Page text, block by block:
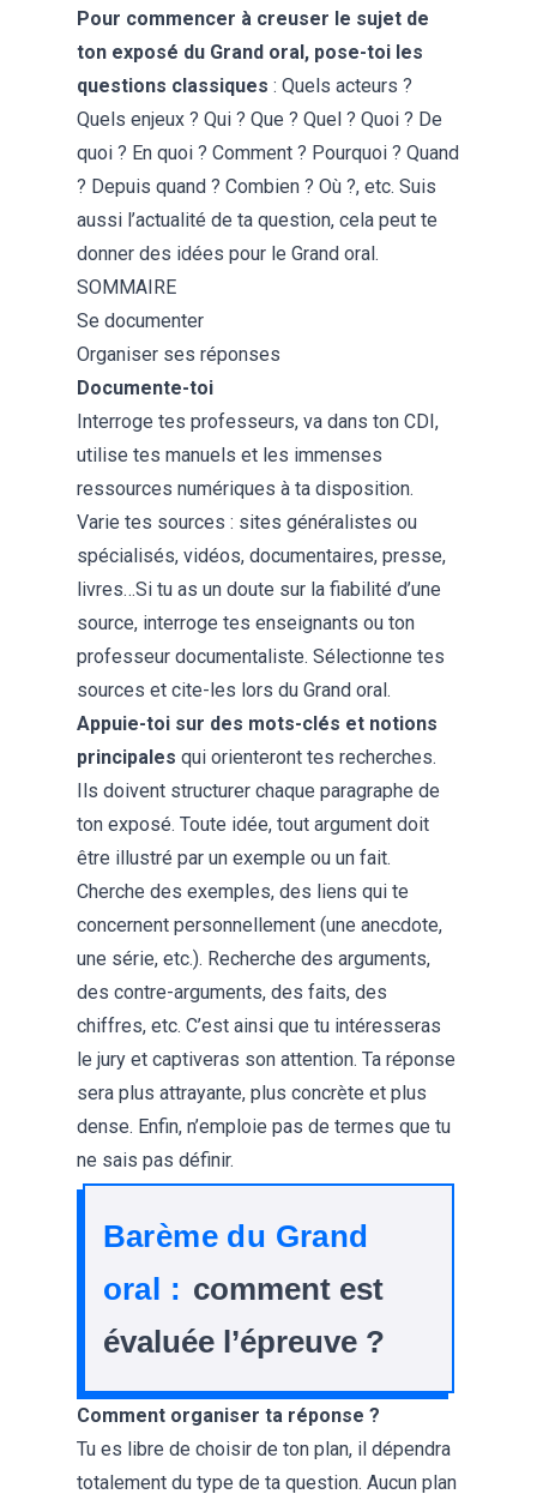
Pour commencer à creuser le sujet de
ton exposé du Grand oral, pose-toi les
questions classiques : Quels acteurs ?
Quels enjeux ? Qui ? Que ? Quel ? Quoi ? De
quoi ? En quoi ? Comment ? Pourquoi ? Quand
? Depuis quand ? Combien ? Où ?, etc. Suis
aussi l’actualité de ta question, cela peut te
donner des idées pour le Grand oral.
SOMMAIRE
Se documenter
Organiser ses réponses
Documente-toi
Interroge tes professeurs, va dans ton CDI,
utilise tes manuels et les immenses
ressources numériques à ta disposition.
Varie tes sources : sites généralistes ou
spécialisés, vidéos, documentaires, presse,
livres…Si tu as un doute sur la fiabilité d’une
source, interroge tes enseignants ou ton
professeur documentaliste. Sélectionne tes
sources et cite-les lors du Grand oral.
Appuie-toi sur des mots-clés et notions
principales qui orienteront tes recherches.
Ils doivent structurer chaque paragraphe de
ton exposé. Toute idée, tout argument doit
être illustré par un exemple ou un fait.
Cherche des exemples, des liens qui te
concernent personnellement (une anecdote,
une série, etc.). Recherche des arguments,
des contre-arguments, des faits, des
chiffres, etc. C’est ainsi que tu intéresseras
le jury et captiveras son attention. Ta réponse
sera plus attrayante, plus concrète et plus
dense. Enfin, n’emploie pas de termes que tu
ne sais pas définir.
Barème du Grand
oral : comment est
évaluée l’épreuve ?
Comment organiser ta réponse ?
Tu es libre de choisir de ton plan, il dépendra
totalement du type de ta question. Aucun plan